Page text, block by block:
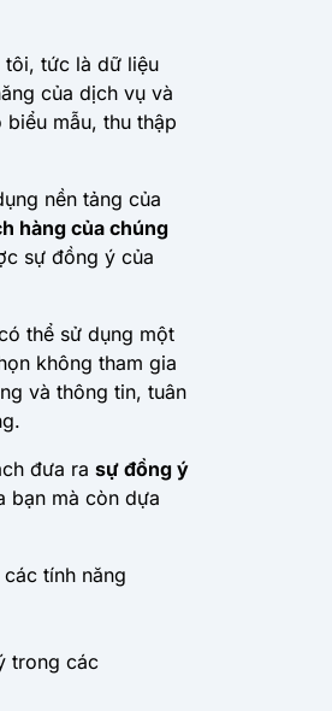
tôi, tức là dữ liệu
của dịch vụ và
mẫu, thu thập
nền tảng của
hàng của chúng
sự đồng ý của
thể sử dụng một
không tham gia
và thông tin, tuân
đưa ra sự đồng ý
bạn mà còn dựa
tính năng
trong các